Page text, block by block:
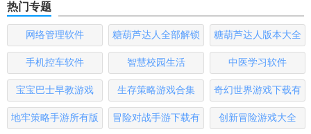
1. 提升效率：大幅度提升游戏效率，让玩家在更短时间内获
得更多成就。
2. 保护隐私：严格保护用户隐私，不泄露任何个人信息。
3. 丰富功能：集多种功能于一体，满足玩家多样化需求。
【星空时代手游内置菜单版推荐】
热门专题
网络管理软件
糖葫芦达人全部解锁
版
糖葫芦达人版本大全
手机控车软件 智慧校园生活 中医学习软件
宝宝巴士早教游戏 生存策略游戏合集
奇幻世界游戏下载有
哪些
地牢策略手游所有版
冒险对战手游下载有
创新冒险游戏大全